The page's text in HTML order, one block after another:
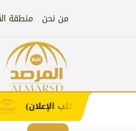
من نحن منطقة
(اضغط لطلب الإعلان)